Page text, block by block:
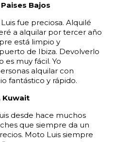
Bajos
fue preciosa. Alquilé
a alquilar por tercer año
está limpio y
de Ibiza. Devolverlo
muy fácil. Yo
alquilar con
fantástico y rápido.
Kuwait
desde hace muchos
que siempre da un
Moto Luis siempre